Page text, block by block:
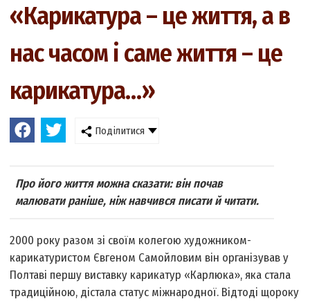
«Карикатура – це життя, а в
нас часом і саме життя – це
карикатура…»
Поділитися
Про його життя можна сказати: він почав
малювати раніше, ніж навчився писати й читати.
2000 року разом зі своїм колегою художником­
карикатуристом Євгеном Самойловим він організував у
Полтаві першу виставку карикатур «Карлюка», яка стала
традиційною, дістала статус міжнародної. Відтоді щороку